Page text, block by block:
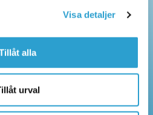
Visa detaljer
alla
urval
Växel: